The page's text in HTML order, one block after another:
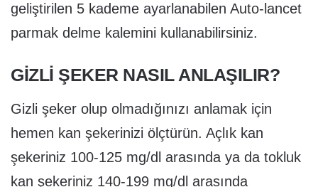
geliştirilen 5 kademe ayarlanabilen Auto-lancet
parmak delme kalemini kullanabilirsiniz.
GİZLİ ŞEKER NASIL ANLAŞILIR?
Gizli şeker olup olmadığınızı anlamak için
hemen kan şekerinizi ölçtürün. Açlık kan
şekeriniz 100-125 mg/dl arasında ya da tokluk
kan şekeriniz 140-199 mg/dl arasında